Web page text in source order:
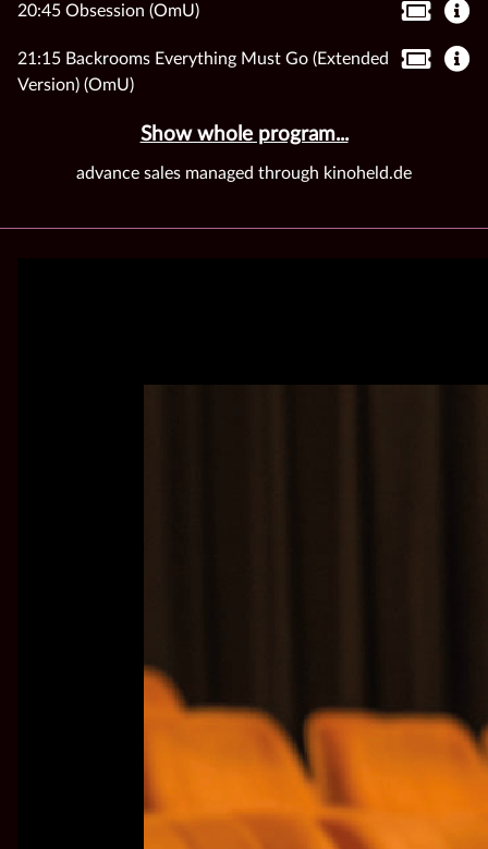
20:45 Obsession (OmU)
21:15 Backrooms Everything Must Go (Extended
Version) (OmU)
Show whole program...
advance sales managed through kinoheld.de